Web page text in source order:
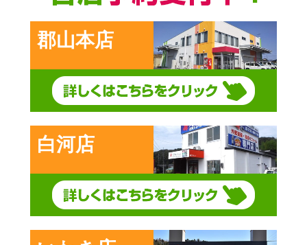
郡山本店
白河店